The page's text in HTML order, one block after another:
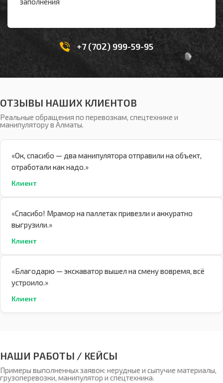
+7 (702) 999-59-95
ОТЗЫВЫ НАШИХ КЛИЕНТОВ
Реальные обращения по перевозкам, спецтехнике и
манипулятору в Алматы.
«Ок, спасибо — два манипулятора отправили на объект,
отработали как надо.»
Клиент
«Спасибо! Мрамор на паллетах привезли и аккуратно
выгрузили.»
Клиент
«Благодарю — экскаватор вышел на смену вовремя, всё
устроило.»
Клиент
НАШИ РАБОТЫ / КЕЙСЫ
Примеры выполненных заявок: нерудные и сыпучие материалы,
грузоперевозки, манипулятор и спецтехника.